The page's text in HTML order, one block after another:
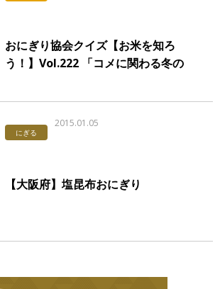
おにぎり協会クイズ【お米を知ろ
う！】Vol.222 「コメに関わる冬の
にぎる
2015.01.05
【大阪府】塩昆布おにぎり